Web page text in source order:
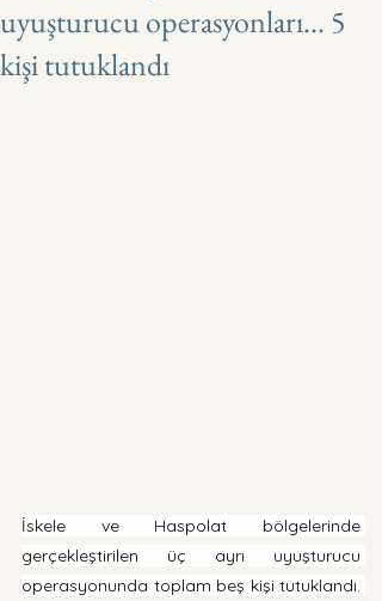
uyuşturucu operasyonları... 5
kişi tutuklandı
İskele ve Haspolat bölgelerinde
gerçekleştirilen üç ayrı uyuşturucu
operasyonunda toplam beş kişi tutuklandı.